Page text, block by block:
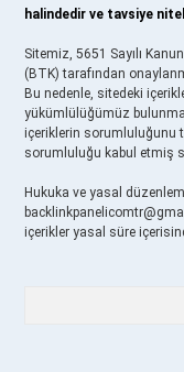
halindedir ve tavsiye
Sitemiz, 5651 Sayılı
(BTK) tarafından
Bu nedenle, sitedeki
yükümlülüğümüz
içeriklerin sorumluluğunu
sorumluluğu kabul etmiş
Hukuka ve yasal
içerikler yasal süre